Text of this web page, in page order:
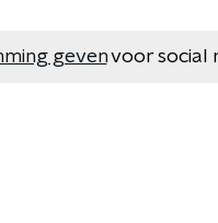
gevenvoor social